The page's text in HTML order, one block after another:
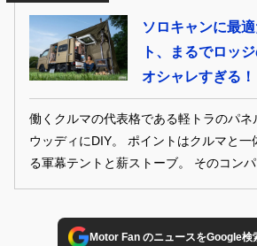
る。シンプルなノーマルの顔つきを一新
したいテクニックだ。ソロキャンに最
ト、まるでロッ
オシャレすぎる！
働くクルマの代表格である軽トラのパネ
ウッディにDIY。 ポイントはクルマと一
る軍幕テントと薪ストーブ。 そのコンパ
ッケージングは、 Youtubeでも950万回
Motor Fan のニュースをGoogle検